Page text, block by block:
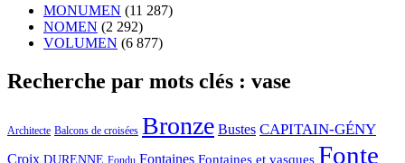
MONUMEN (11 287)
NOMEN (2 292)
VOLUMEN (6 877)
Recherche par mots clés : vase
Architecte Balcons de croisées Bronze Bustes CAPITAIN-GÉNY
Croix DURENNE Fondu Fontaines Fontaines et vasques Fonte